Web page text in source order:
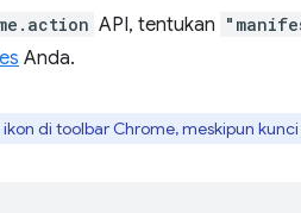
API, tentukan
Anda.
di toolbar Chrome, meskipun kunci